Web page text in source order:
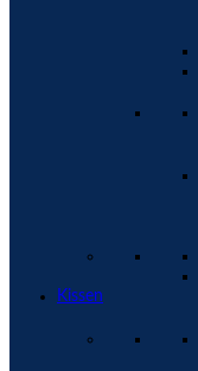
Kissen